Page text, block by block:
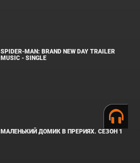
SPIDER-MAN: BRAND NEW DAY TRAILER
MUSIC - SINGLE
МАЛЕНЬКИЙ ДОМИК В ПРЕРИЯХ. СЕЗОН 1